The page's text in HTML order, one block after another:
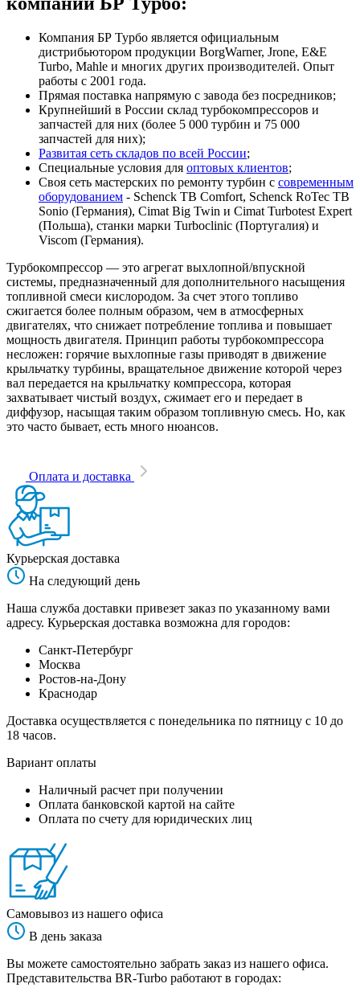
Компания БР Турбо является официальным
дистрибьютором продукции BorgWarner, Jrone, E&E
Turbo, Mahle и многих других производителей. Опыт
работы с 2001 года.
Прямая поставка напрямую с завода без посредников;
Крупнейший в России склад турбокомпрессоров и
запчастей для них (более 5 000 турбин и 75 000
запчастей для них);
Развитая сеть складов по всей России;
Специальные условия для оптовых клиентов;
Своя сеть мастерских по ремонту турбин с современным
оборудованием - Schenck TB Comfort, Schenck RoTec TB
Sonio (Германия), Cimat Big Twin и Cimat Turbotest Expert
(Польша), станки марки Turboclinic (Португалия) и
Viscom (Германия).
Турбокомпрессор — это агрегат выхлопной/впускной
системы, предназначенный для дополнительного насыщения
топливной смеси кислородом. За счет этого топливо
сжигается более полным образом, чем в атмосферных
двигателях, что снижает потребление топлива и повышает
мощность двигателя. Принцип работы турбокомпрессора
несложен: горячие выхлопные газы приводят в движение
крыльчатку турбины, вращательное движение которой через
вал передается на крыльчатку компрессора, которая
захватывает чистый воздух, сжимает его и передает в
диффузор, насыщая таким образом топливную смесь. Но, как
это часто бывает, есть много нюансов.
Оплата и доставка
Курьерская доставка
На следующий день
Наша служба доставки привезет заказ по указанному вами
адресу. Курьерская доставка возможна для городов:
Санкт-Петербург
Москва
Ростов-на-Дону
Краснодар
Доставка осуществляется с понедельника по пятницу с 10 до
18 часов.
Вариант оплаты
Наличный расчет при получении
Оплата банковской картой на сайте
Оплата по счету для юридических лиц
Самовывоз из нашего офиса
В день заказа
Вы можете самостоятельно забрать заказ из нашего офиса.
Представительства BR-Turbo работают в городах: